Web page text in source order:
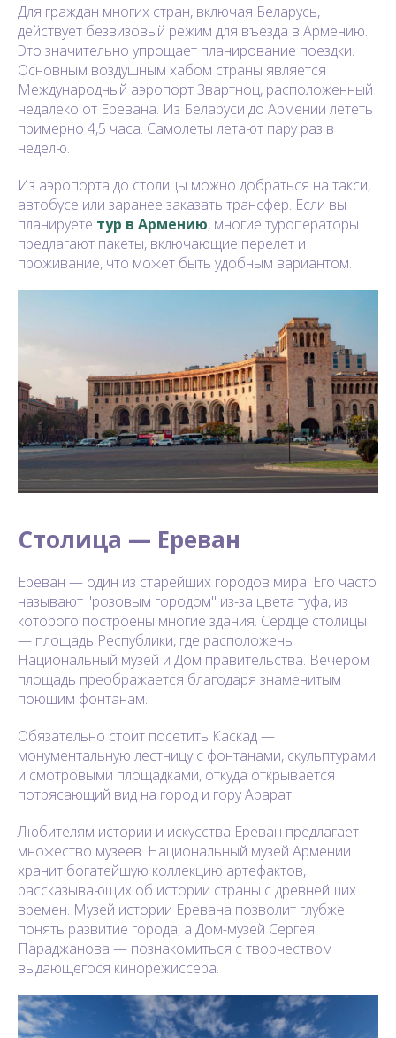
Для граждан многих стран, включая Беларусь,
действует безвизовый режим для въезда в Армению.
Это значительно упрощает планирование поездки.
Основным воздушным хабом страны является
Международный аэропорт Звартноц, расположенный
недалеко от Еревана. Из Беларуси до Армении лететь
примерно 4,5 часа. Самолеты летают пару раз в
неделю.
Из аэропорта до столицы можно добраться на такси,
автобусе или заранее заказать трансфер. Если вы
планируете тур в Армению, многие туроператоры
предлагают пакеты, включающие перелет и
проживание, что может быть удобным вариантом.
Столица — Ереван
Ереван — один из старейших городов мира. Его часто
называют "розовым городом" из-за цвета туфа, из
которого построены многие здания. Сердце столицы
— площадь Республики, где расположены
Национальный музей и Дом правительства. Вечером
площадь преображается благодаря знаменитым
поющим фонтанам.
Обязательно стоит посетить Каскад —
монументальную лестницу с фонтанами, скульптурами
и смотровыми площадками, откуда открывается
потрясающий вид на город и гору Арарат.
Любителям истории и искусства Ереван предлагает
множество музеев. Национальный музей Армении
хранит богатейшую коллекцию артефактов,
рассказывающих об истории страны с древнейших
времен. Музей истории Еревана позволит глубже
понять развитие города, а Дом-музей Сергея
Параджанова — познакомиться с творчеством
выдающегося кинорежиссера.